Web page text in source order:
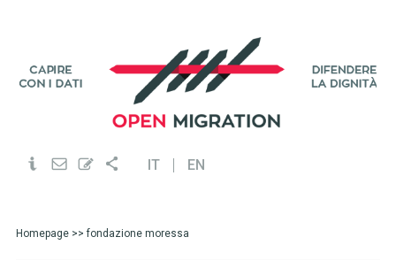
IT EN
Homepage>> fondazione moressa